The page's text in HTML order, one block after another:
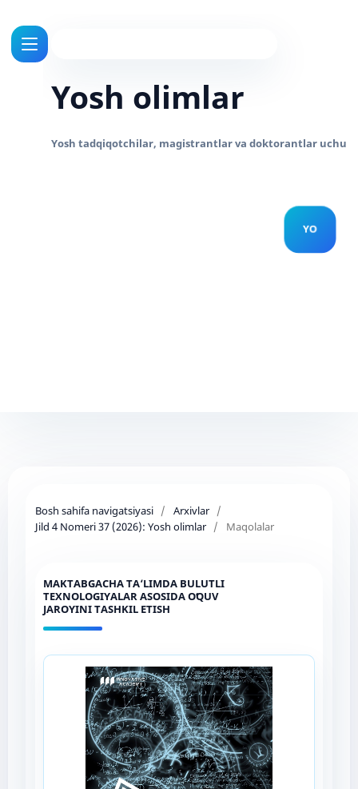
Yosh olimlar
Bosh sahifa navigatsiyasi / Arxivlar /
Jild 4 Nomeri 37 (2026): Yosh olimlar / Maqolalar
MAKTABGACHA TA‘LIMDA BULUTLI
TEXNOLOGIYALAR ASOSIDA OʻQUV
JAROYINI TASHKIL ETISH